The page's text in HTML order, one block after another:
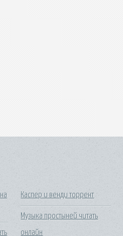
Каспер и венди торрент
Музыка простыней читать
онлайн